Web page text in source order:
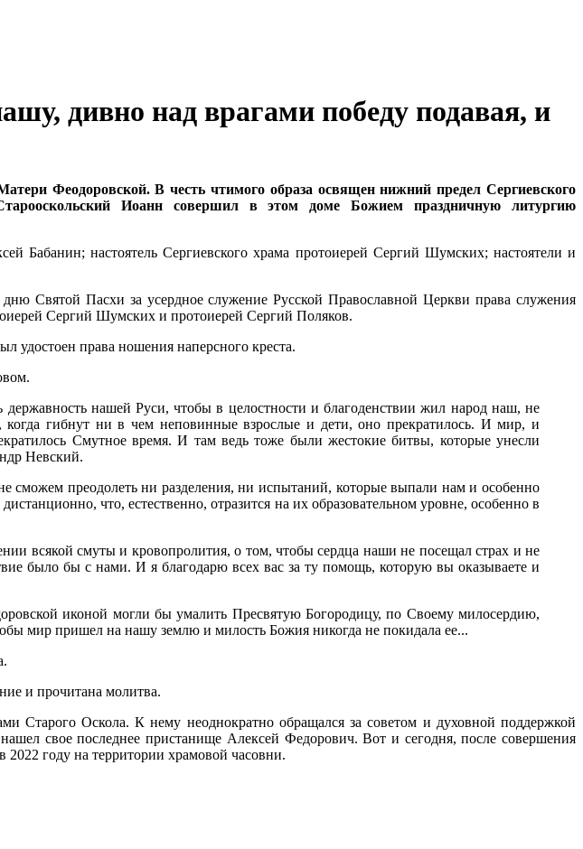
дивно над врагами победу подавая, и
Феодоровской. В честь чтимого образа освящен нижний предел Сергиевского
Иоанн совершил в этом доме Божием праздничную литургию
Бабанин; настоятель Сергиевского храма протоиерей Сергий Шумских; настоятели и
Святой Пасхи за усердное служение Русской Православной Церкви права служения
Сергий Шумских и протоиерей Сергий Поляков.
права ношения наперсного креста.
нашей Руси, чтобы в целостности и благоденствии жил народ наш, не
когда гибнут ни в чем неповинные взрослые и дети, оно прекратилось. И мир, и
Смутное время. И там ведь тоже были жестокие битвы, которые унесли
Невский.
преодолеть ни разделения, ни испытаний, которые выпали нам и особенно
что, естественно, отразится на их образовательном уровне, особенно в
всякой смуты и кровопролития, о том, чтобы сердца наши не посещал страх и не
было бы с нами. И я благодарю всех вас за ту помощь, которую вы оказываете и
иконой могли бы умалить Пресвятую Богородицу, по Своему милосердию,
мир пришел на нашу землю и милость Божия никогда не покидала ее...
и прочитана молитва.
Старого Оскола. К нему неоднократно обращался за советом и духовной поддержкой
свое последнее пристанище Алексей Федорович. Вот и сегодня, после совершения
году на территории храмовой часовни.